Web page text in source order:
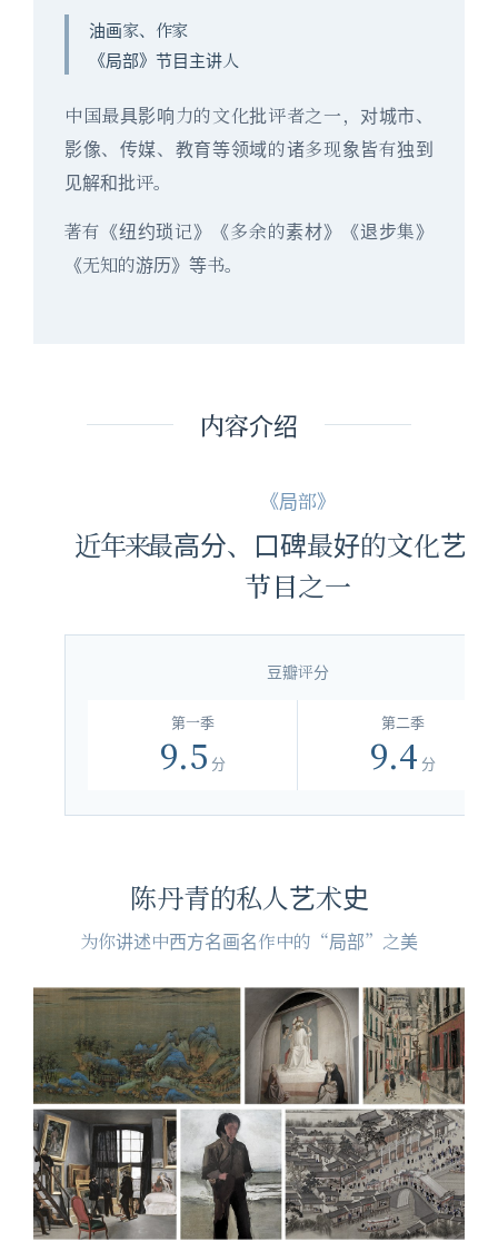
油画家、作家
《局部》节目主讲人
中国最具影响力的文化批评者之一，对城市、
影像、传媒、教育等领域的诸多现象皆有独到
见解和批评。
著有《纽约琐记》《多余的素材》《退步集》
《无知的游历》等书。
内容介绍
《局部》
近年来最高分、口碑最好的文化艺
节目之一
豆瓣评分
第一季
9.5 分
第二季
9.4 分
陈丹青的私人艺术史
为你讲述中西方名画名作中的“局部”之美